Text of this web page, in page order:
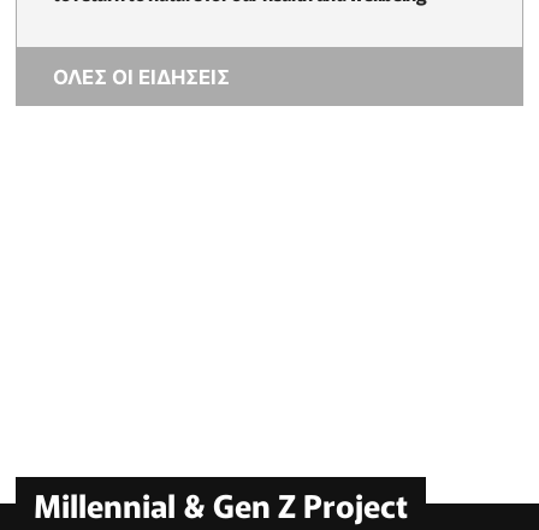
ΟΛΕΣ ΟΙ ΕΙΔΗΣΕΙΣ
Millennial & Gen Z Project